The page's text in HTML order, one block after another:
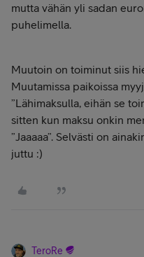
mutta vähän yli sadan
puhelimella.
Muutoin on toiminut siis
Muutamissa paikoissa
”Lähimaksulla, eihän se
sitten kun maksu onkin
”Jaaaaa”. Selvästi on
juttu :)
TeroRe